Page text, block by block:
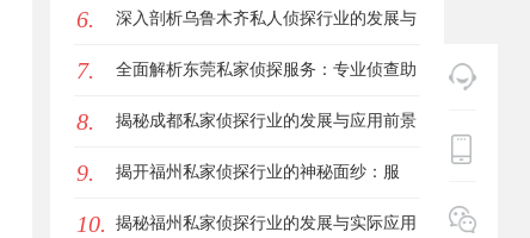
析
6. 深入剖析乌鲁木齐私人侦探行业的发展与
应用现状
7. 全面解析东莞私家侦探服务：专业侦查助
您解决各种疑难问题
8. 揭秘成都私家侦探行业的发展与应用前景
分析
9. 揭开福州私家侦探行业的神秘面纱：服
务、优势与法律解析
10. 揭秘福州私家侦探行业的发展与实际应用